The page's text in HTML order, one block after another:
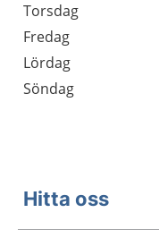
Torsdag
Fredag
Lördag
Söndag
Hitta oss